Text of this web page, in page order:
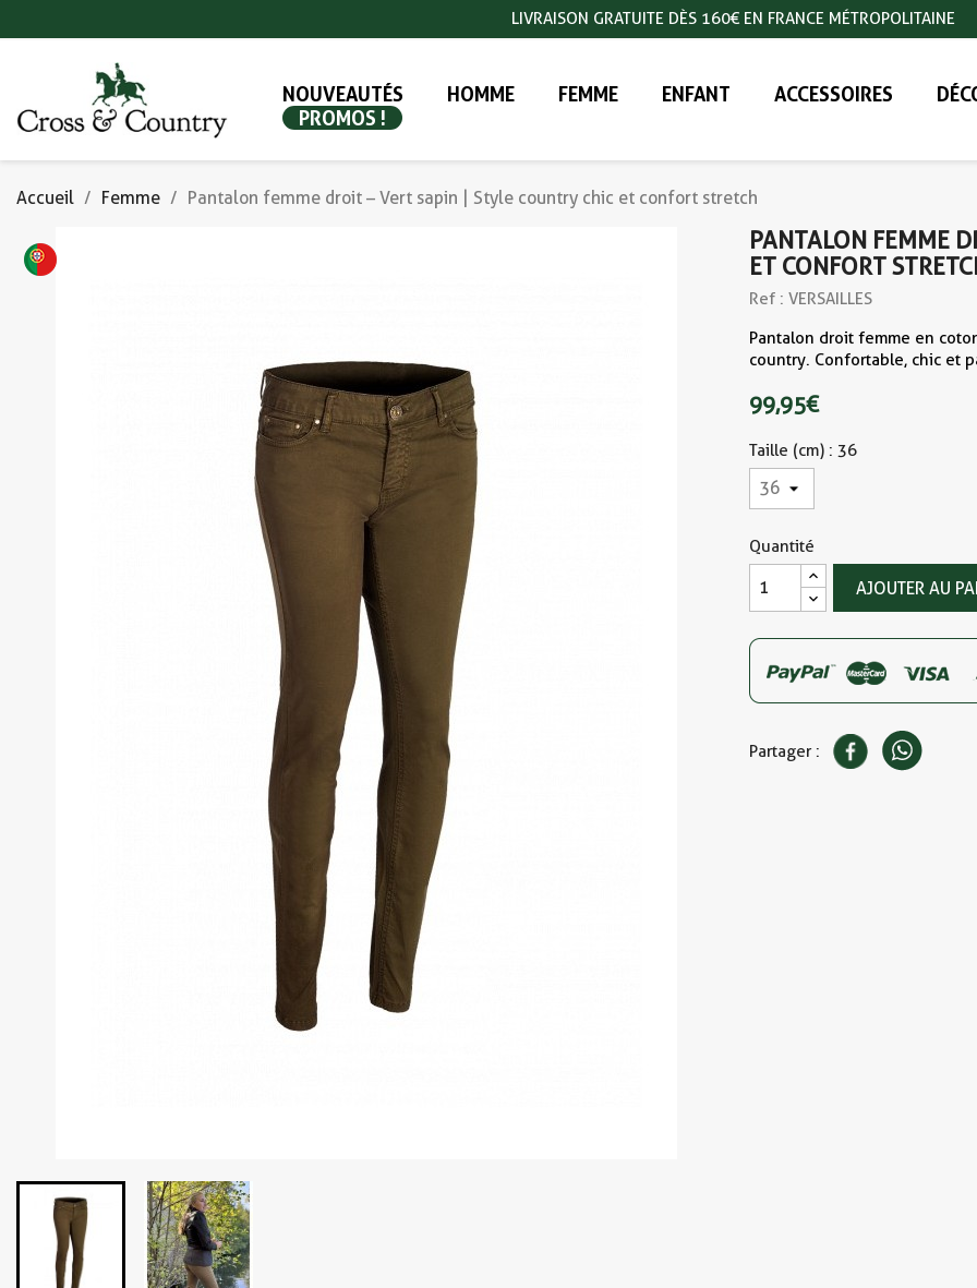
LIVRAISON GRATUITE DÈS 160€ EN FRANCE MÉTROPOLITAINE
NOUVEAUTÉS HOMME FEMME ENFANT ACCESSOIRES
PROMOS !
Accueil Femme Pantalon femme droit – Vert sapin | Style country chic et confort stretch
PANTALON FEMME
ET CONFORT
Ref : VERSAILLES
Pantalon droit femme en
country. Confortable, chic et
99,95 €
Taille (cm) : 36
Quantité
AJOUTER AU
Partager :